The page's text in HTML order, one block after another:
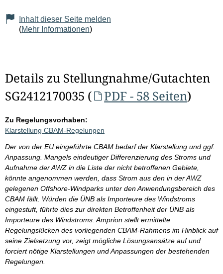
Inhalt dieser Seite melden
(Mehr Informationen)
Details zu Stellungnahme/Gutachten
SG2412170035 (
PDF - 58 Seiten)
Zu Regelungsvorhaben:
Klarstellung CBAM-Regelungen
Der von der EU eingeführte CBAM bedarf der Klarstellung und ggf.
Anpassung. Mangels eindeutiger Differenzierung des Stroms und
Aufnahme der AWZ in die Liste der nicht betroffenen Gebiete,
könnte angenommen werden, dass Strom aus den in der AWZ
gelegenen Offshore-Windparks unter den Anwendungsbereich des
CBAM fällt. Würden die ÜNB als Importeure des Windstroms
eingestuft, führte dies zur direkten Betroffenheit der ÜNB als
Importeure des Windstroms. Amprion stellt ermittelte
Regelungslücken des vorliegenden CBAM-Rahmens im Hinblick auf
seine Zielsetzung vor, zeigt mögliche Lösungsansätze auf und
forciert nötige Klarstellungen und Anpassungen der bestehenden
Regelungen.